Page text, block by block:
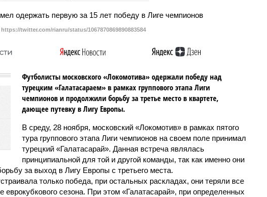
https://twitter.com/rianru/status/1067870869890883584
Футболисты московского «Локомотива» одержали победу над
турецким «Галатасараем» в рамках группового этапа Лиги
чемпионов и продолжили борьбу за третье место в квартете,
дающее путевку в Лигу Европы.
В среду, 28 ноября, московский «Локомотив» в рамках пятого
тура группового этапа Лиги чемпионов на своем поле принимал
турецкий «Галатасарай». Данная встреча являлась
принципиальной для той и другой команды, так как именно они
за выход в Лигу Европы с третьего места.
только победа, при остальных раскладах, они теряли все
сезона. При этом «Галатасарай», при определенных